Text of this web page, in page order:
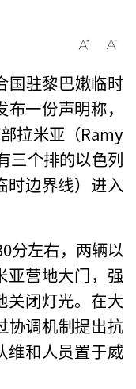
国驻黎巴嫩临时
一份声明称，
拉米亚（Ramy
三个排的以色列
时边界线）进入
分左右，两辆以
亚营地大门，强
关闭灯光。在大
协调机制提出抗
维和人员置于威